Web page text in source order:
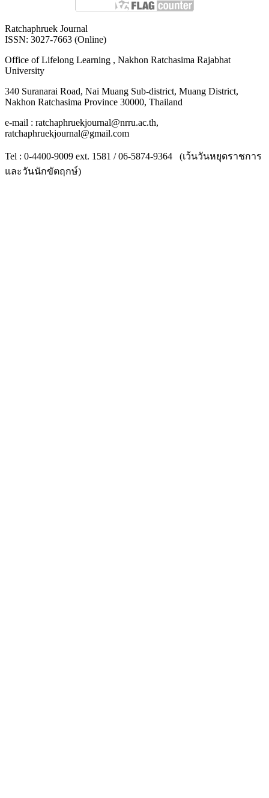
Ratchaphruek Journal
ISSN: 3027-7663 (Online)
Office of Lifelong Learning , Nakhon Ratchasima Rajabhat
University
340 Suranarai Road, Nai Muang Sub-district, Muang District,
Nakhon Ratchasima Province 30000, Thailand
e-mail : ratchaphruekjournal@nrru.ac.th,
ratchaphruekjournal@gmail.com
Tel : 0-4400-9009 ext. 1581 / 06-5874-9364 (เว้นวันหยุดราชการ
และวันนักขัตฤกษ์)